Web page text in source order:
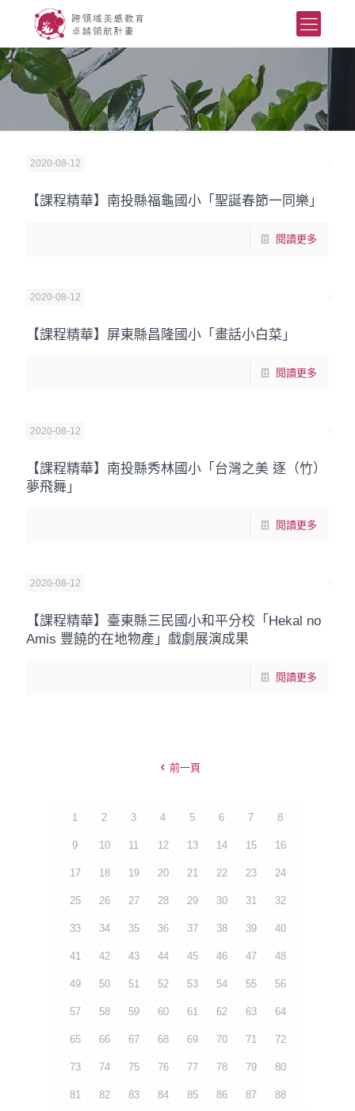
2020-08-12
【課程精華】南投縣福龜國小「聖誕春節一同樂」
閱讀更多
2020-08-12
【課程精華】屏東縣昌隆國小「畫話小白菜」
閱讀更多
2020-08-12
【課程精華】南投縣秀林國小「台灣之美 逐（竹）
夢飛舞」
閱讀更多
2020-08-12
【課程精華】臺東縣三民國小和平分校「Hekal no
Amis 豐饒的在地物產」戲劇展演成果
閱讀更多
前一頁
1 2 3 4 5 6 7 8
9 10 11 12 13 14 15 16
17 18 19 20 21 22 23 24
25 26 27 28 29 30 31 32
33 34 35 36 37 38 39 40
41 42 43 44 45 46 47 48
49 50 51 52 53 54 55 56
57 58 59 60 61 62 63 64
65 66 67 68 69 70 71 72
73 74 75 76 77 78 79 80
81 82 83 84 85 86 87 88